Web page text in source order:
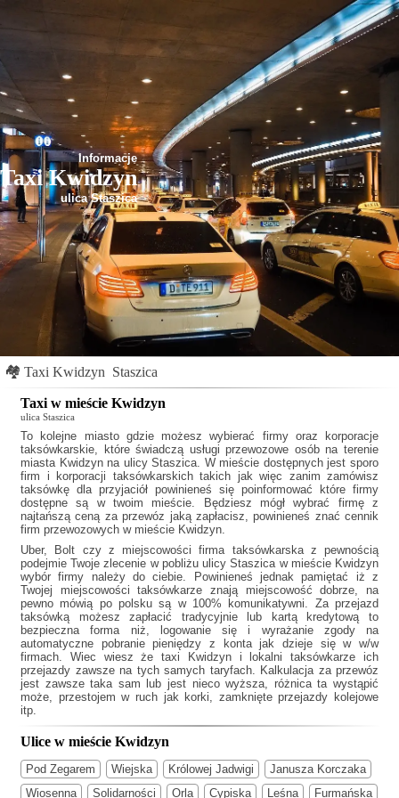
Informacje
Taxi Kwidzyn
ulica Staszica
🏘 Taxi Kwidzyn Staszica
Taxi w mieście Kwidzyn
ulica Staszica
To kolejne miasto gdzie możesz wybierać firmy oraz korporacje
taksówkarskie, które świadczą usługi przewozowe osób na terenie
miasta Kwidzyn na ulicy Staszica. W mieście dostępnych jest sporo
firm i korporacji taksówkarskich takich jak więc zanim zamówisz
taksówkę dla przyjaciół powinieneś się poinformować które firmy
dostępne są w twoim mieście. Będziesz mógł wybrać firmę z
najtańszą ceną za przewóz jaką zapłacisz, powinieneś znać cennik
firm przewozowych w mieście Kwidzyn.
Uber, Bolt czy z miejscowości firma taksówkarska z pewnością
podejmie Twoje zlecenie w pobliżu ulicy Staszica w mieście Kwidzyn
wybór firmy należy do ciebie. Powinieneś jednak pamiętać iż z
Twojej miejscowości taksówkarze znają miejscowość dobrze, na
pewno mówią po polsku są w 100% komunikatywni. Za przejazd
taksówką możesz zapłacić tradycyjnie lub kartą kredytową to
bezpieczna forma niż, logowanie się i wyrażanie zgody na
automatyczne pobranie pieniędzy z konta jak dzieje się w w/w
firmach. Wiec wiesz żetaxi Kwidzyni lokalni taksówkarze ich
przejazdy zawsze na tych samych taryfach. Kalkulacja za przewóz
jest zawsze taka sam lub jest nieco wyższa, różnica ta wystąpić
może, przestojem w ruch jak korki, zamknięte przejazdy kolejowe
itp.
Ulice w mieście Kwidzyn
Pod Zegarem Wiejska Królowej Jadwigi
Janusza Korczaka
Wiosenna
Solidarności Orla Cypiska Leśna Furmańska